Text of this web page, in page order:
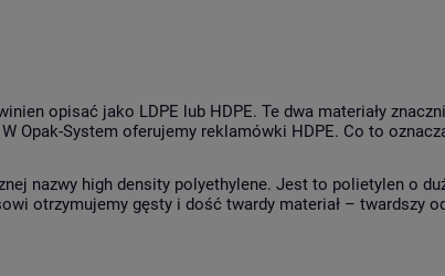
opisać jako LDPE lub HDPE. Te dwa materiały
Opak-System oferujemy reklamówki HDPE. Co to
nazwy high density polyethylene. Jest to polietylen o
otrzymujemy gęsty i dość twardy materiał – twardszy